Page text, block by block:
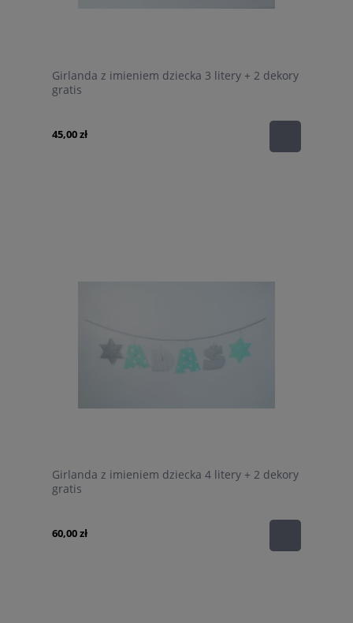
Girlanda z imieniem dziecka 3 litery + 2 dekory
gratis
45,00 zł
Girlanda z imieniem dziecka 4 litery + 2 dekory
gratis
60,00 zł